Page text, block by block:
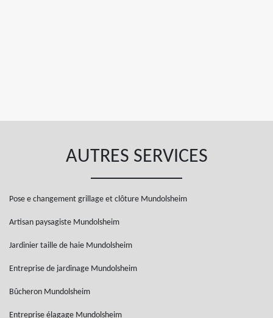
AUTRES SERVICES
Pose e changement grillage et clôture Mundolsheim
Artisan paysagiste Mundolsheim
Jardinier taille de haie Mundolsheim
Entreprise de jardinage Mundolsheim
Bûcheron Mundolsheim
Entreprise élagage Mundolsheim